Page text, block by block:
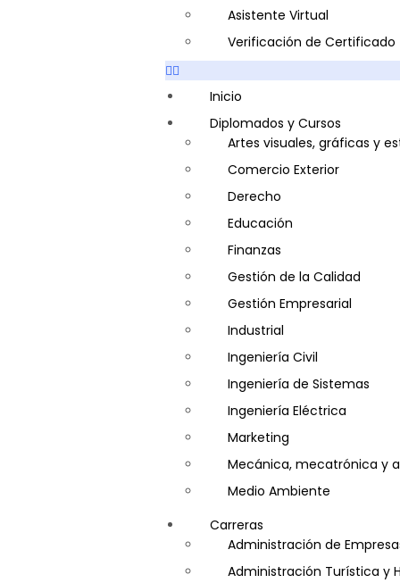
Medio Ambiente y Seguridad
Plataforma Bancaria y
Secretaria Corporativo
Telemarketing
Ventas de Productos y
Visitador Médico
Asistente Virtual
Verificación de Certificado
Inicio
Diplomados y Cursos
Artes visuales, gráficas y
Comercio Exterior
Derecho
Educación
Finanzas
Gestión de la Calidad
Gestión Empresarial
Industrial
Ingeniería Civil
Ingeniería de Sistemas
Ingeniería Eléctrica
Marketing
Mecánica, mecatrónica y
Medio Ambiente
Minería e Hidrocarburos
Salud y Psicología
Seguridad
Carreras
Administración de
Administración Turística y